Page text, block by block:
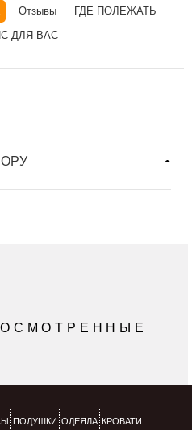
Отзывы
ГДЕ ПОЛЕЖАТЬ
ДЛЯ ВАС
ПОДУШКИ ОДЕЯЛА КРОВАТИ